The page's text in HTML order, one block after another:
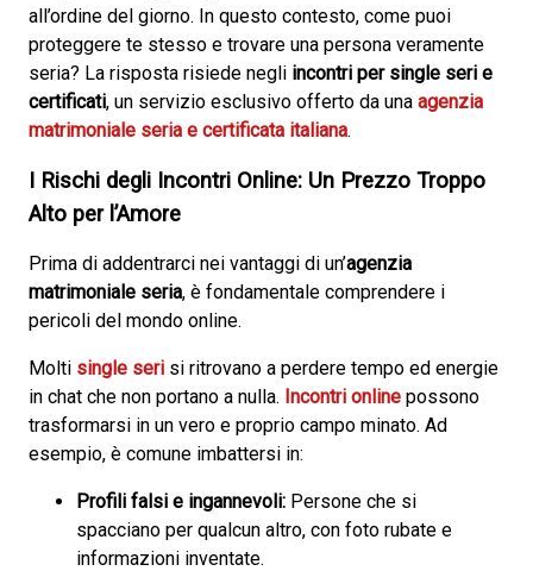
all’ordine del giorno. In questo contesto, come puoi
proteggere te stesso e trovare una persona veramente
seria? La risposta risiede negli incontri per single seri e
certificati, un servizio esclusivo offerto da una agenzia
matrimoniale seria e certificata italiana.
I Rischi degli Incontri Online: Un Prezzo Troppo
Alto per l’Amore
Prima di addentrarci nei vantaggi di un’agenzia
matrimoniale seria, è fondamentale comprendere i
pericoli del mondo online.
Molti single seri si ritrovano a perdere tempo ed energie
in chat che non portano a nulla. Incontri online possono
trasformarsi in un vero e proprio campo minato. Ad
esempio, è comune imbattersi in:
Profili falsi e ingannevoli: Persone che si
spacciano per qualcun altro, con foto rubate e
informazioni inventate.